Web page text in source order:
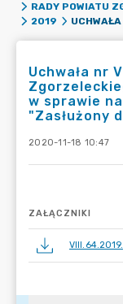
RADY POWIATU
2019
Uchwała nr
w sprawie
"Zasłużony
2020-11-18 10:47
ZAŁĄCZNIKI